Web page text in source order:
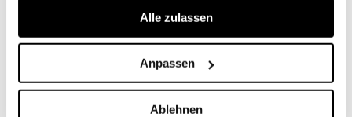
Alle zulassen
Anpassen
Ablehnen